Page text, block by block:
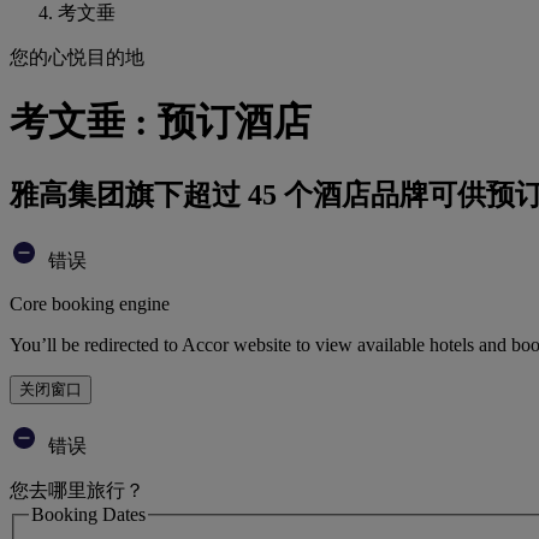
考文垂
您的心悦目的地
考文垂 : 预订酒店
雅高集团旗下超过 45 个酒店品牌可供预
错误
Core booking engine
You’ll be redirected to Accor website to view available hotels and
关闭窗口
错误
您去哪里旅行？
Booking Dates